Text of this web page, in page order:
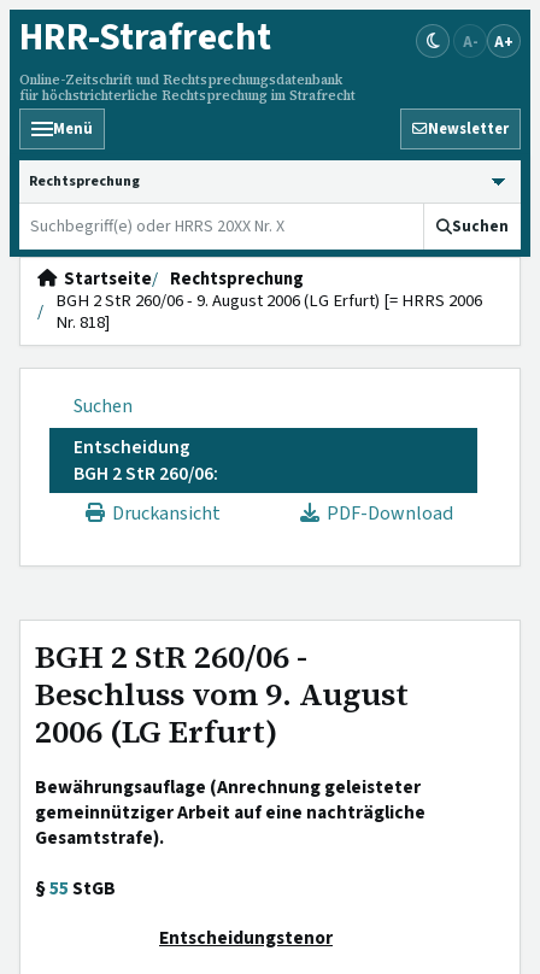
HRR-Strafrecht
Online-Zeitschrift und Rechtsprechungsdatenbank
für höchstrichterliche Rechtsprechung im Strafrecht
A- A+
Menü Newsletter
HRRS durchsuchen
Suchen
Startseite
Rechtsprechung
BGH 2 StR 260/06 - 9. August 2006 (LG Erfurt) [= HRRS 2006
Nr. 818]
Suchen
Entscheidung
BGH 2 StR 260/06:
Druckansicht
PDF-Download
BGH 2 StR 260/06 -
Beschluss vom 9. August
2006 (LG Erfurt)
Bewährungsauflage (Anrechnung geleisteter
gemeinnütziger Arbeit auf eine nachträgliche
Gesamtstrafe).
§55StGB
Entscheidungstenor